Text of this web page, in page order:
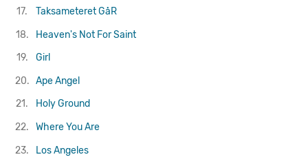
17.
Taksameteret GåR
18.
Heaven's Not For Saint
19.
Girl
20. Ape Angel
21.
Holy Ground
22.
Where You Are
23.
Los Angeles